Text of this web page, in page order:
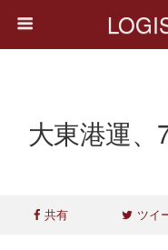
大東港運
共有 ツイ